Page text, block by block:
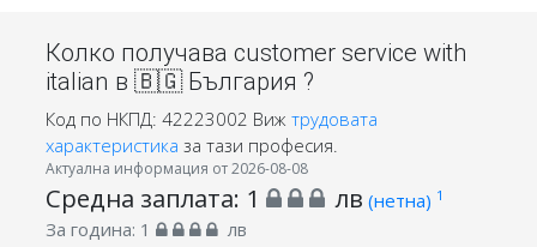
Колко получава customer service with
italian в 🇧🇬 България ?
Код по НКПД: 42223002 Виж трудовата
характеристика за тази професия.
Актуална информация от 2026-08-08
Средна заплата: 1 лв (нетна) 1
За година: 1 лв